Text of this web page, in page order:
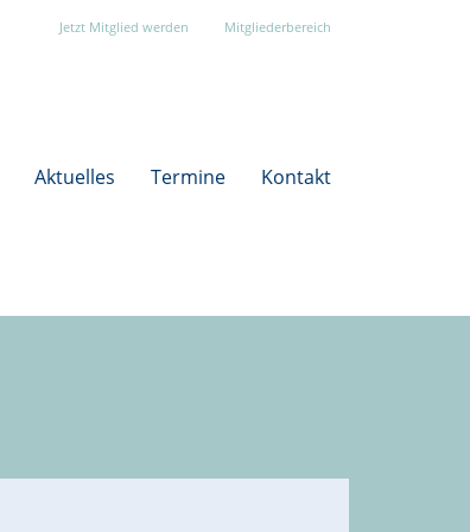
Jetzt Mitglied werden Mitgliederbereich
Aktuelles Termine Kontakt